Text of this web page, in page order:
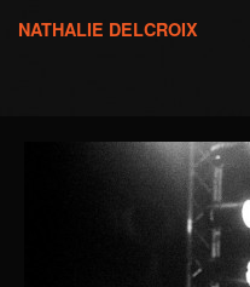
NATHALIE DELCROIX